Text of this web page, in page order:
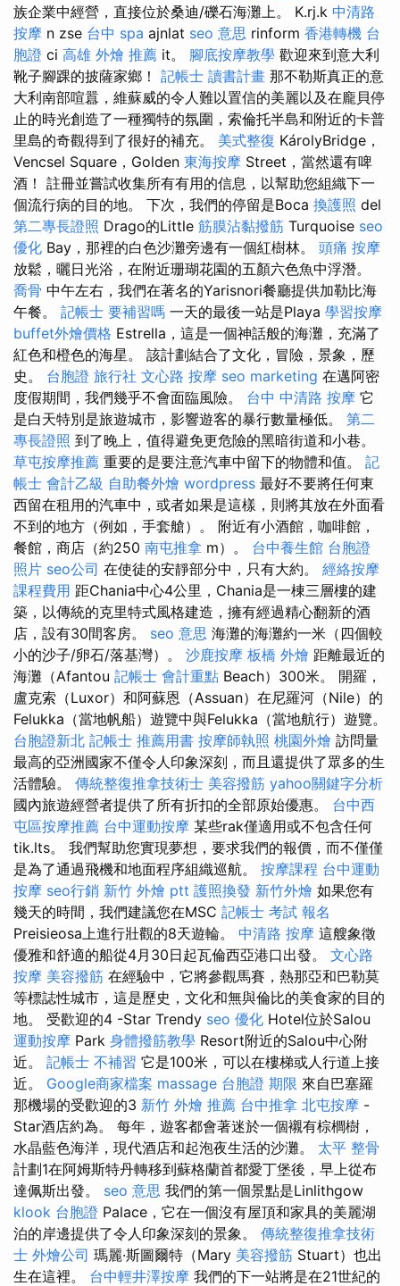
族企業中經營，直接位於桑迪/礫石海灘上。 K.rj.k 中清路
按摩 n zse 台中 spa ajnlat seo 意思 rinform 香港轉機 台
胞證 ci 高雄 外燴 推薦 it。 腳底按摩教學 歡迎來到意大利
靴子腳踝的披薩家鄉！ 記帳士 讀書計畫 那不勒斯真正的意
大利南部喧囂，維蘇威的令人難以置信的美麗以及在龐貝停
止的時光創造了一種獨特的氛圍，索倫托半島和附近的卡普
里島的奇觀得到了很好的補充。 美式整復 KárolyBridge，
Vencsel Square，Golden 東海按摩 Street，當然還有啤
酒！ 註冊並嘗試收集所有有用的信息，以幫助您組織下一
個流行病的目的地。 下次，我們的停留是Boca 換護照 del
第二專長證照 Drago的Little 筋膜沾黏撥筋 Turquoise seo
優化 Bay，那裡的白色沙灘旁邊有一個紅樹林。 頭痛 按摩
放鬆，曬日光浴，在附近珊瑚花園的五顏六色魚中浮潛。
喬骨 中午左右，我們在著名的Yarisnori餐廳提供加勒比海
午餐。 記帳士 要補習嗎 一天的最後一站是Playa 學習按摩
buffet外燴價格 Estrella，這是一個神話般的海灘，充滿了
紅色和橙色的海星。 該計劃結合了文化，冒險，景象，歷
史。 台胞證 旅行社 文心路 按摩 seo marketing 在邁阿密
度假期間，我們幾乎不會面臨風險。 台中 中清路 按摩 它
是白天特別是旅遊城市，影響遊客的暴行數量極低。 第二
專長證照 到了晚上，值得避免更危險的黑暗街道和小巷。
草屯按摩推薦 重要的是要注意汽車中留下的物體和值。 記
帳士 會計乙級 自助餐外燴 wordpress 最好不要將任何東
西留在租用的汽車中，或者如果是這樣，則將其放在外面看
不到的地方（例如，手套艙）。 附近有小酒館，咖啡館，
餐館，商店（約250 南屯推拿 m）。 台中養生館 台胞證
照片 seo公司 在使徒的安靜部分中，只有大約。 經絡按摩
課程費用 距Chania中心4公里，Chania是一棟三層樓的建
築，以傳統的克里特式風格建造，擁有經過精心翻新的酒
店，設有30間客房。 seo 意思 海灘的海灘約一米（四個較
小的沙子/卵石/落基灣）。 沙鹿按摩 板橋 外燴 距離最近的
海灘（Afantou 記帳士 會計重點 Beach）300米。 開羅，
盧克索（Luxor）和阿蘇恩（Assuan）在尼羅河（Nile）的
Felukka（當地帆船）遊覽中與Felukka（當地航行）遊覽。
台胞證新北 記帳士 推薦用書 按摩師執照 桃園外燴 訪問量
最高的亞洲國家不僅令人印象深刻，而且還提供了眾多的生
活體驗。 傳統整復推拿技術士 美容撥筋 yahoo關鍵字分析
國內旅遊經營者提供了所有折扣的全部原始優惠。 台中西
屯區按摩推薦 台中運動按摩 某些rak僅適用或不包含任何
tik.lts。 我們幫助您實現夢想，要求我們的報價，而不僅僅
是為了通過飛機和地面程序組織巡航。 按摩課程 台中運動
按摩 seo行銷 新竹 外燴 ptt 護照換發 新竹外燴 如果您有
幾天的時間，我們建議您在MSC 記帳士 考試 報名
Preisieosa上進行壯觀的8天遊輪。 中清路 按摩 這艘象徵
優雅和舒適的船從4月30日起瓦倫西亞港口出發。 文心路
按摩 美容撥筋 在經驗中，它將參觀馬賽，熱那亞和巴勒莫
等標誌性城市，這是歷史，文化和無與倫比的美食家的目的
地。 受歡迎的4 -Star Trendy seo 優化 Hotel位於Salou
運動按摩 Park 身體撥筋教學 Resort附近的Salou中心附
近。 記帳士 不補習 它是100米，可以在樓梯或人行道上接
近。 Google商家檔案 massage 台胞證 期限 來自巴塞羅
那機場的受歡迎的3 新竹 外燴 推薦 台中推拿 北屯按摩 -
Star酒店約為。 每年，遊客都會著迷於一個襯有棕櫚樹，
水晶藍色海洋，現代酒店和起泡夜生活的沙灘。 太平 整骨
計劃1在阿姆斯特丹轉移到蘇格蘭首都愛丁堡後，早上從布
達佩斯出發。 seo 意思 我們的第一個景點是Linlithgow
klook 台胞證 Palace，它在一個沒有屋頂和家具的美麗湖
泊的岸邊提供了令人印象深刻的景象。 傳統整復推拿技術
士 外燴公司 瑪麗·斯圖爾特（Mary 美容撥筋 Stuart）也出
生在這裡。 台中輕井澤按摩 我們的下一站將是在21世紀的